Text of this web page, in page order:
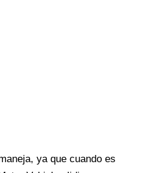
ya que cuando es